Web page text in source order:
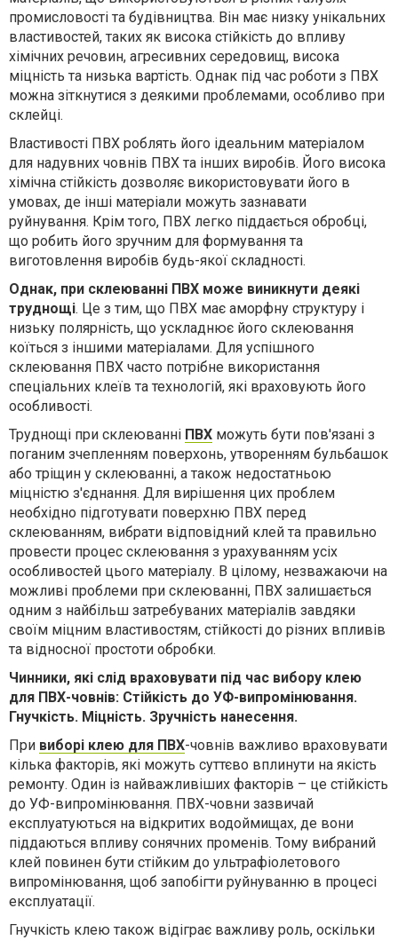
Powered by SendPulse
промисловості та будівництва. Він має низку унікальних
властивостей, таких як висока стійкість до впливу
хімічних речовин, агресивних середовищ, висока
міцність та низька вартість. Однак під час роботи з ПВХ
можна зіткнутися з деякими проблемами, особливо при
склейці.
Властивості ПВХ роблять його ідеальним матеріалом
для надувних човнів ПВХ та інших виробів. Його висока
хімічна стійкість дозволяє використовувати його в
умовах, де інші матеріали можуть зазнавати
руйнування. Крім того, ПВХ легко піддається обробці,
що робить його зручним для формування та
виготовлення виробів будь-якої складності.
Однак, при склеюванні ПВХ може виникнути деякі
труднощі. Це з тим, що ПВХ має аморфну структуру і
низьку полярність, що ускладнює його склеювання
коїться з іншими матеріалами. Для успішного
склеювання ПВХ часто потрібне використання
спеціальних клеїв та технологій, які враховують його
особливості.
Труднощі при склеюванні ПВХ можуть бути пов'язані з
поганим зчепленням поверхонь, утворенням бульбашок
або тріщин у склеюванні, а також недостатньою
міцністю з'єднання. Для вирішення цих проблем
необхідно підготувати поверхню ПВХ перед
склеюванням, вибрати відповідний клей та правильно
провести процес склеювання з урахуванням усіх
особливостей цього матеріалу. В цілому, незважаючи на
можливі проблеми при склеюванні, ПВХ залишається
одним з найбільш затребуваних матеріалів завдяки
своїм міцним властивостям, стійкості до різних впливів
та відносної простоти обробки.
Чинники, які слід враховувати під час вибору клею
для ПВХ-човнів: Стійкість до УФ-випромінювання.
Гнучкість. Міцність. Зручність нанесення.
При виборі клею для ПВХ-човнів важливо враховувати
кілька факторів, які можуть суттєво вплинути на якість
ремонту. Один із найважливіших факторів – це стійкість
до УФ-випромінювання. ПВХ-човни зазвичай
експлуатуються на відкритих водоймищах, де вони
піддаються впливу сонячних променів. Тому вибраний
клей повинен бути стійким до ультрафіолетового
випромінювання, щоб запобігти руйнуванню в процесі
експлуатації.
Гнучкість клею також відіграє важливу роль, оскільки